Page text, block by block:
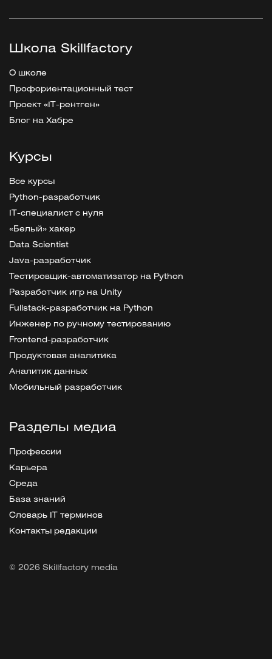
Школа Skillfactory
О школе
Профориентационный тест
Проект «IT-рентген»
Блог на Хабре
Курсы
Все курсы
Python-разработчик
IT-специалист с нуля
«Белый» хакер
Data Scientist
Java-разработчик
Тестировщик-автоматизатор на Python
Разработчик игр на Unity
Fullstack-разработчик на Python
Инженер по ручному тестированию
Frontend-разработчик
Продуктовая аналитика
Аналитик данных
Мобильный разработчик
Разделы медиа
Профессии
Карьера
Среда
База знаний
Словарь IT терминов
Контакты редакции
© 2026 Skillfactory media